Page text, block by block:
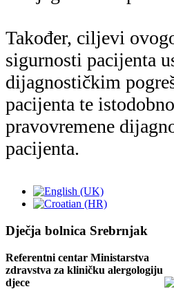
Dječja bolnica Srebrnjak
Referentni centar Ministarstva
zdravstva za kliničku alergologiju
djece